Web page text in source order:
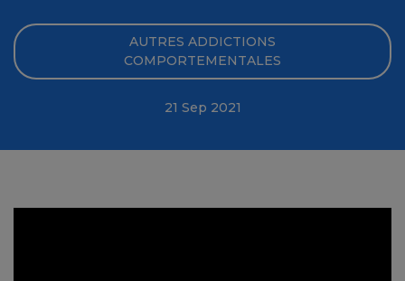
AUTRES ADDICTIONS
COMPORTEMENTALES
21 Sep 2021